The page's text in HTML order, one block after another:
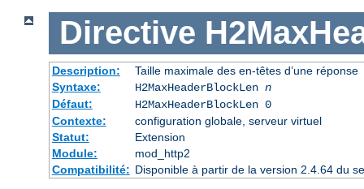
Directive
Description:
Taille maximale des en-têtes d’une réponse
Syntaxe:
H2MaxHeaderBlockLen n
Défaut:
H2MaxHeaderBlockLen 0
Contexte:
configuration globale, serveur virtuel
Statut:
Extension
Module:
mod_http2
Compatibilité: Disponible à partir de la version 2.4.64 du